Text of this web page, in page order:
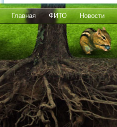
Главная ФИТО Новости